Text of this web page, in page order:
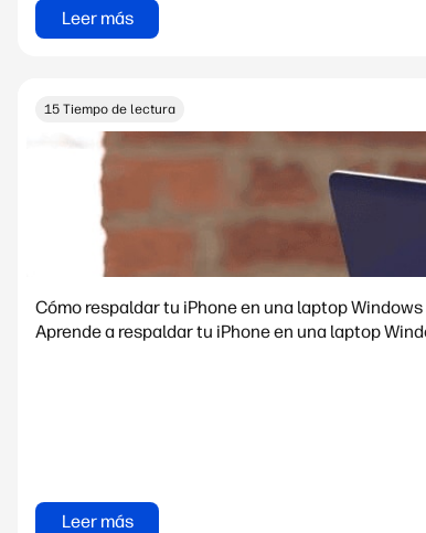
Leer más
15 Tiempo de lectura
Cómo respaldar tu iPhone en una laptop Windows
Aprende a respaldar tu iPhone en una laptop
Leer más